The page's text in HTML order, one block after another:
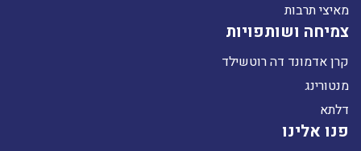
מאיצי תרבות
צמיחה ושותפויות
קרן אדמונד דה רוטשילד
מנטורינג
דלתא
פנו אלינו